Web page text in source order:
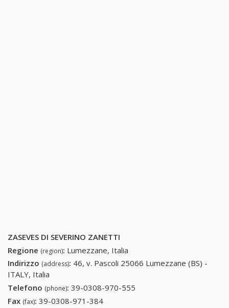
ZASEVES DI SEVERINO ZANETTI
Regione (region): Lumezzane, Italia
Indirizzo (address): 46, v. Pascoli 25066 Lumezzane (BS) -
ITALY, Italia
Telefono (phone): 39-0308-970-555
Fax (fax): 39-0308-971-384